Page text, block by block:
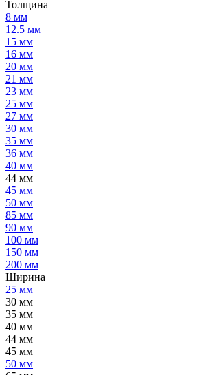
Толщина
8 мм
12.5 мм
15 мм
16 мм
20 мм
21 мм
23 мм
25 мм
27 мм
30 мм
35 мм
36 мм
40 мм
44 мм
45 мм
50 мм
85 мм
90 мм
100 мм
150 мм
200 мм
Ширина
25 мм
30 мм
35 мм
40 мм
44 мм
45 мм
50 мм